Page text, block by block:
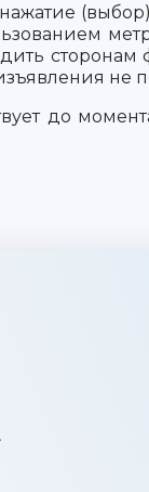
сторонам
не
до